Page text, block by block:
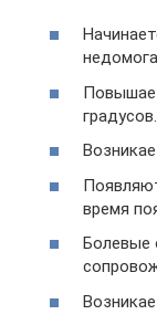
градусов.
время
Болевые